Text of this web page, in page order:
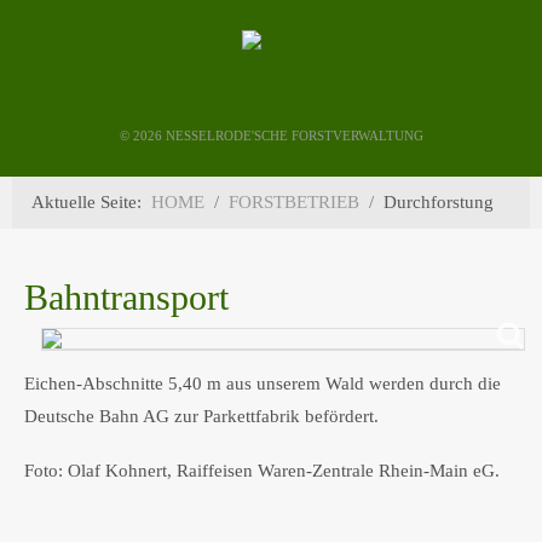
© 2026 NESSELRODE'SCHE FORSTVERWALTUNG
Aktuelle Seite: HOME FORSTBETRIEB Durchforstung
Bahntransport
Eichen-Abschnitte 5,40 m aus unserem Wald werden durch die
Deutsche Bahn AG zur Parkettfabrik befördert.
Foto: Olaf Kohnert, Raiffeisen Waren-Zentrale Rhein-Main eG.